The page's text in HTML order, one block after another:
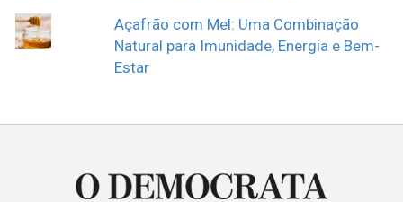
Açafrão com Mel: Uma Combinação
Natural para Imunidade, Energia e Bem-
Estar